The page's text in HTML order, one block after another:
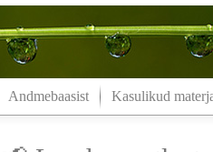
Andmebaasist Kasulikud